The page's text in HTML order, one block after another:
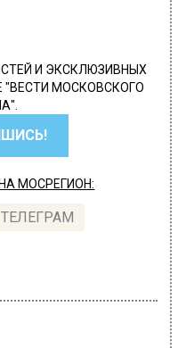
И ЭКСКЛЮЗИВНЫХ
"ВЕСТИ МОСКОВСКОГО
МОСРЕГИОН:
ТЕЛЕГРАМ